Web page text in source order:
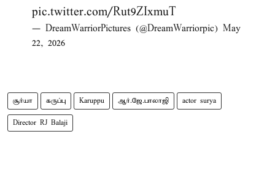
pic.twitter.com/Rut9ZIxmuT
— DreamWarriorPictures (@DreamWarriorpic) May
22, 2026
சூர்யா கருப்பு Karuppu ஆர்.ஜே.பாலாஜி actor surya
Director RJ Balaji